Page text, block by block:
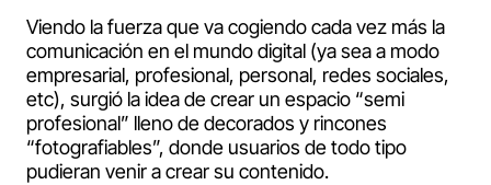
Viendo la fuerza que va cogiendo cada vez más la
comunicación en el mundo digital (ya sea a modo
empresarial, profesional, personal, redes sociales,
etc), surgió la idea de crear un espacio “semi
profesional” lleno de decorados y rincones
“fotografiables”, donde usuarios de todo tipo
pudieran venir a crear su contenido.